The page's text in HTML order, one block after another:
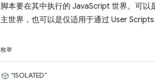
脚本要在其中执行的 JavaScript 世界。可
主世界，也可以是仅适用于通过 User
枚举
“ISOLATED”